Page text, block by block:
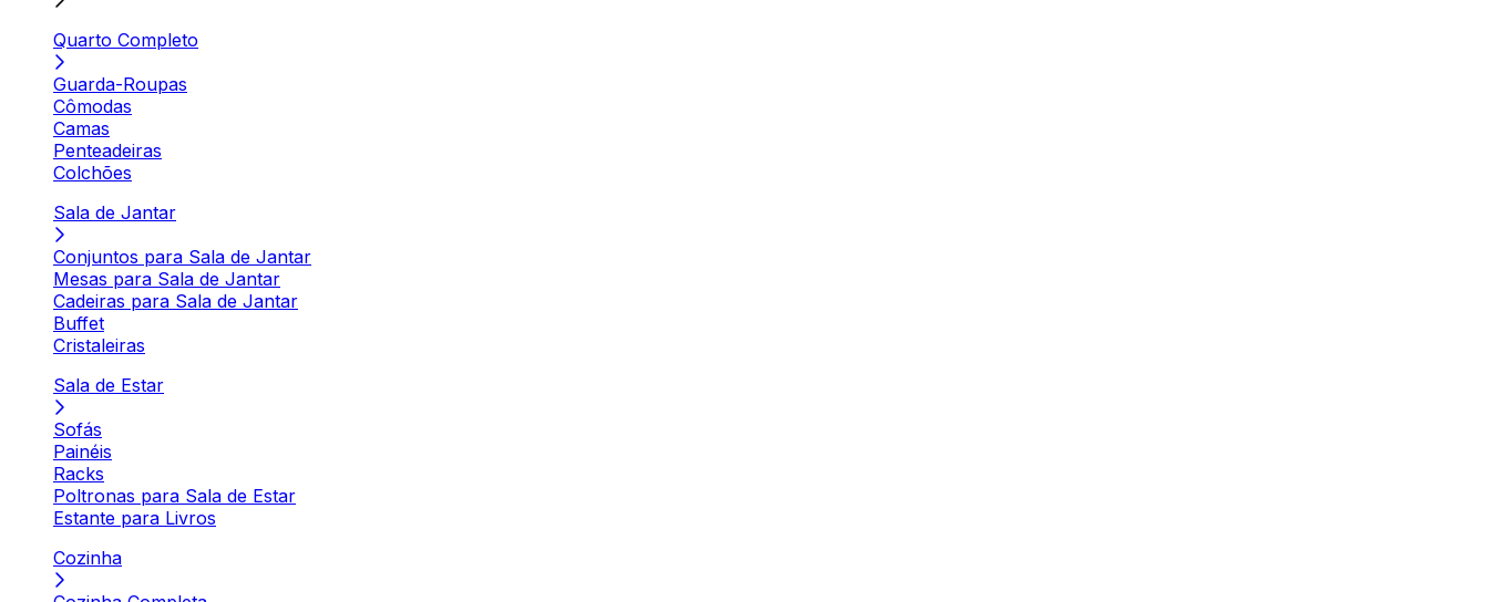
Quarto Completo
Guarda-Roupas
Cômodas
Camas
Penteadeiras
Colchões
Sala de Jantar
Conjuntos para Sala de Jantar
Mesas para Sala de Jantar
Cadeiras para Sala de Jantar
Buffet
Cristaleiras
Sala de Estar
Sofás
Painéis
Racks
Poltronas para Sala de Estar
Estante para Livros
Cozinha